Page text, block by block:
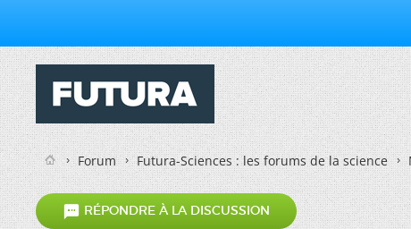
Forum Futura-Sciences : les forums de la science
 RÉPONDRE À LA DISCUSSION